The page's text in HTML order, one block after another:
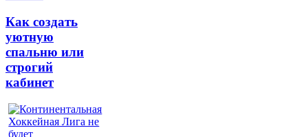
Как создать
уютную
спальню или
строгий
кабинет